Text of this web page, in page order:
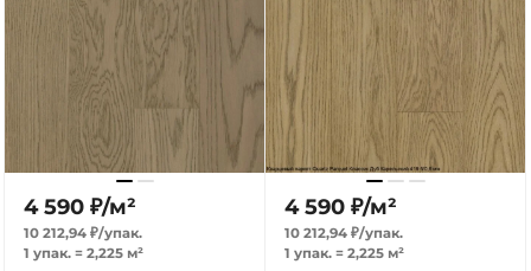
4 590 ₽/м²
10 212,94 ₽/упак.
1 упак. = 2,225 м²
4 590 ₽/м²
10 212,94 ₽/упак.
1 упак. = 2,225 м²